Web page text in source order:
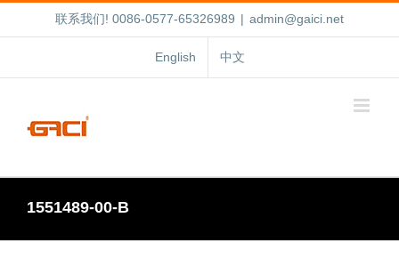
联系我们! 0086-0577-65326989 | admin@gaici.net
English 中文
1551489-00-B